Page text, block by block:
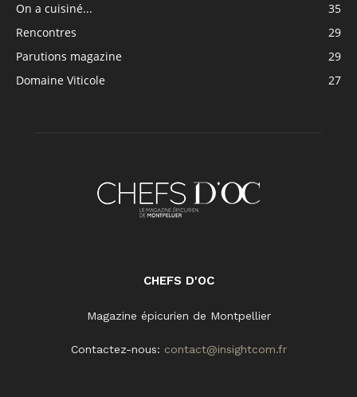
On a cuisiné...
35
Rencontres
29
Parutions magazine
29
Domaine Viticole
27
CHEFS D'OC
Magazine épicurien de Montpellier
Contactez-nous: contact@insightcom.fr